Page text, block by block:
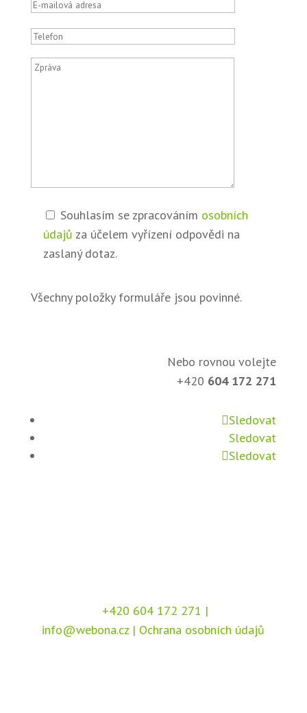
Souhlasím se zpracováním osobních
údajů za účelem vyřízení odpovědi na
zaslaný dotaz.
Všechny položky formuláře jsou povinné.
Nebo rovnou volejte
+420 604 172 271
Sledovat
Sledovat
Sledovat
+420 604 172 271 |
info@webona.cz | Ochrana osobních údajů